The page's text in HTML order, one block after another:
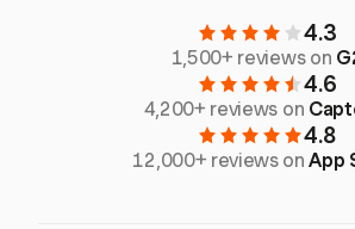
4.3
1,500+ reviews on
4.6
4,200+ reviews on
4.8
12,000+ reviews onApp